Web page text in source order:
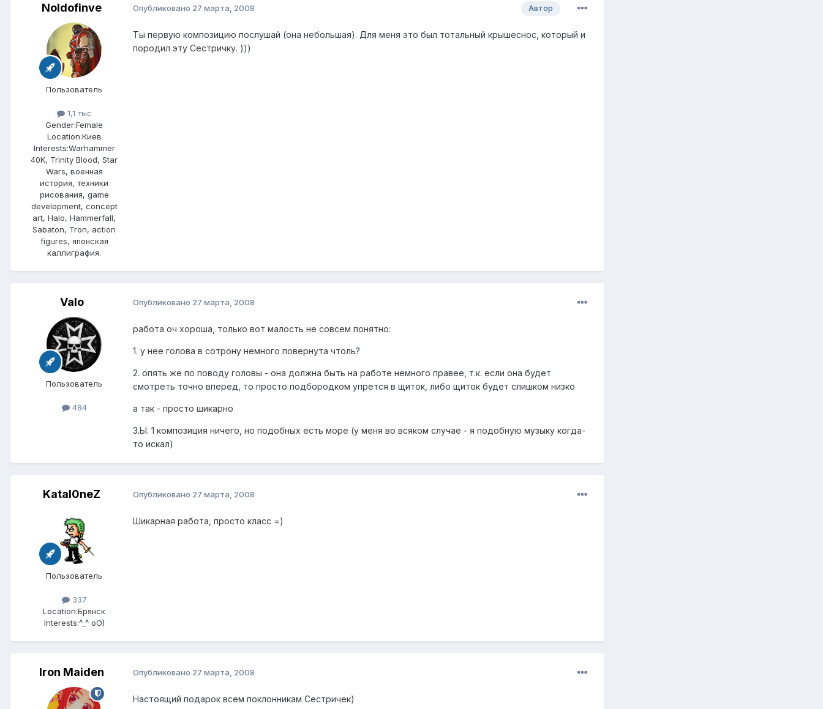
Noldofinve
Пользователь
1,1 тыс
Gender:Female
Location:Киев
Interests:Warhammer
40K, Trinity Blood, Star
Wars, военная
история, техники
рисования, game
development, concept
art, Halo, Hammerfall,
Sabaton, Tron, action
figures, японская
каллиграфия.
Автор
Опубликовано 27 марта, 2008
Ты первую композицию послушай (она небольшая). Для меня это был тотальный крышеснос, который и
породил эту Сестричку. )))
Valo
Пользователь
484
Опубликовано 27 марта, 2008
работа оч хороша, только вот малость не совсем понятно:
1. у нее голова в сотрону немного повернута чтоль?
2. опять же по поводу головы - она должна быть на работе немного правее, т.к. если она будет
смотреть точно вперед, то просто подбородком упрется в щиток, либо щиток будет слишком низко
а так - просто шикарно
З.Ы. 1 композиция ничего, но подобных есть море (у меня во всяком случае - я подобную музыку когда-
то искал)
Katal0neZ
Пользователь
337
Location:Брянск
Interests:^_^ oO)
Опубликовано 27 марта, 2008
Шикарная работа, просто класс =)
Iron Maiden Опубликовано 27 марта, 2008
Настоящий подарок всем поклонникам Сестричек)